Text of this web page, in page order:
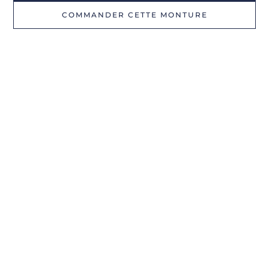
COMMANDER CETTE MONTURE